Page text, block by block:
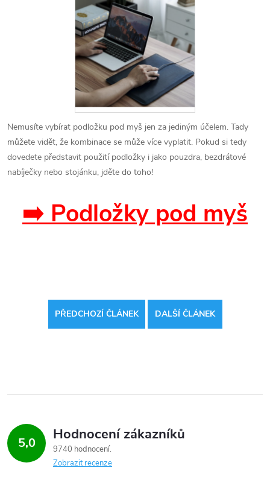
Nemusíte vybírat podložku pod myš jen za jediným účelem. Tady
můžete vidět, že kombinace se může více vyplatit. Pokud si tedy
dovedete představit použití podložky i jako pouzdra, bezdrátové
nabíječky nebo stojánku, jděte do toho!
➡️ Podložky pod myš
PŘEDCHOZÍ ČLÁNEK DALŠÍ ČLÁNEK
5,0 Hodnocení zákazníků
9740 hodnocení
Zobrazit recenze